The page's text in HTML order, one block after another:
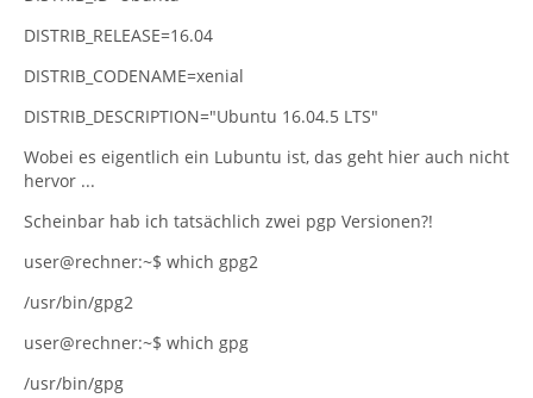
DISTRIB_RELEASE=16.04
DISTRIB_CODENAME=xenial
DISTRIB_DESCRIPTION="Ubuntu 16.04.5 LTS"
Wobei es eigentlich ein Lubuntu ist, das geht hier auch nicht
hervor ...
Scheinbar hab ich tatsächlich zwei pgp Versionen?!
user@rechner:~$ which gpg2
/usr/bin/gpg2
user@rechner:~$ which gpg
/usr/bin/gpg